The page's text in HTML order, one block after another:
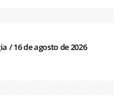
/ 16 de agosto de 2026